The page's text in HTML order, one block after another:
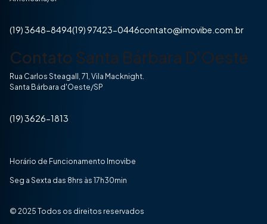
(19) 3648-8494(19) 97423-0446contato@imovibe.com.br
Contato Santa Bárbara D'Oeste
Rua Carlos Steagall, 71, Vila Macknight.
Santa Bárbara d'Oeste/SP
(19) 3626-1813
Horário de Funcionamento Imovibe
Seg a Sexta das 8hrs às 17h30min
© 2025 Todos os direitos reservados